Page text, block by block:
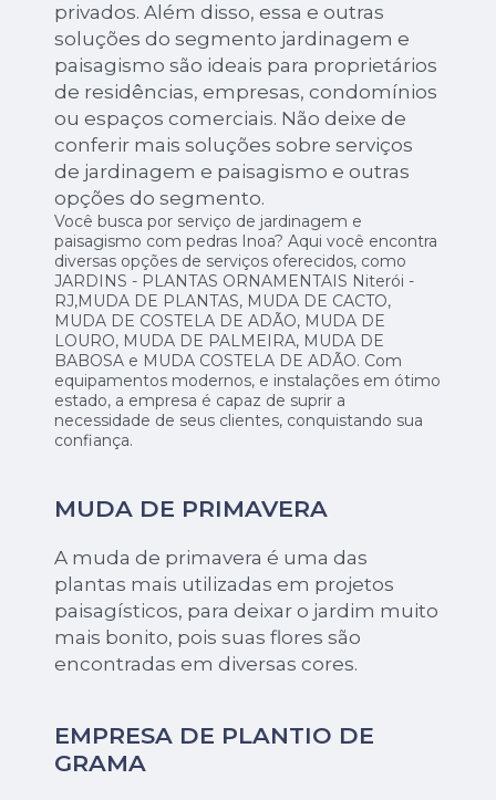
privados. Além disso, essa e outras
soluções do segmento jardinagem e
paisagismo são ideais para proprietários
de residências, empresas, condomínios
ou espaços comerciais. Não deixe de
conferir mais soluções sobre serviços
de jardinagem e paisagismo e outras
opções do segmento.
Você busca por serviço de jardinagem e
paisagismo com pedras Inoa? Aqui você encontra
diversas opções de serviços oferecidos, como
JARDINS - PLANTAS ORNAMENTAIS Niterói -
RJ,MUDA DE PLANTAS, MUDA DE CACTO,
MUDA DE COSTELA DE ADÃO, MUDA DE
LOURO, MUDA DE PALMEIRA, MUDA DE
BABOSA e MUDA COSTELA DE ADÃO. Com
equipamentos modernos, e instalações em ótimo
estado, a empresa é capaz de suprir a
necessidade de seus clientes, conquistando sua
confiança.
MUDA DE PRIMAVERA
A muda de primavera é uma das
plantas mais utilizadas em projetos
paisagísticos, para deixar o jardim muito
mais bonito, pois suas flores são
encontradas em diversas cores.
EMPRESA DE PLANTIO DE
GRAMA